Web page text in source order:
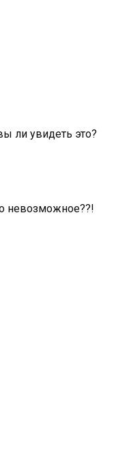
ли увидеть это?
невозможное??!